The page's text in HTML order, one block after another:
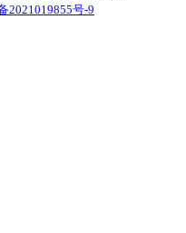
2021019855号-9